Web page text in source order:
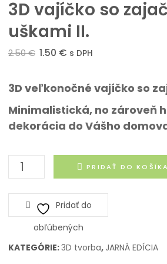
3D vajíčko so
uškami II.
2.50€ Pôvodná
bola:
2.50 €.
1.50 € Aktuálna
je:
1.50 €.
s DPH
3D veľkonočné vajíčko so
Minimalistická, no zároveň
dekorácia do Vášho
množstvo
3D
vajíčko
zajačími
II.
PRIDAŤ DO KOŠÍKA
Pridať do
obľúbených
KATEGÓRIE:3D tvorba, JARNÁ EDÍCIA